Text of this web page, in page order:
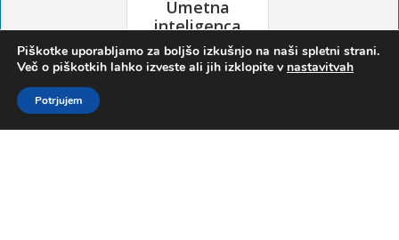
Piškotke uporabljamo za boljšo izkušnjo na naši spletni strani.
Več o piškotkih lahko izveste ali jih izklopite v nastavitvah
Potrjujem